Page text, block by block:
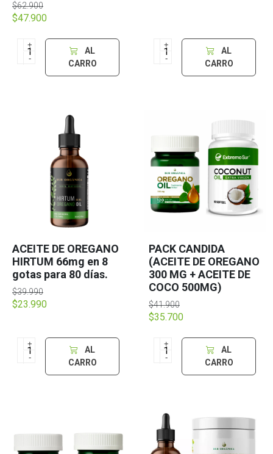
$62.900
$47.900
+
-
AL
CARRO
+
-
AL
CARRO
ACEITE DE OREGANO
HIRTUM 66mg en 8
gotas para 80 días.
$39.990
$23.990
+
-
AL
CARRO
PACK CANDIDA
(ACEITE DE OREGANO
300 MG + ACEITE DE
COCO 500MG)
$41.900
$35.700
+
-
AL
CARRO